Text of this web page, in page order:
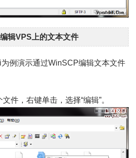
辑VPS上的文本文件
例演示通过WinSCP编辑文本文件
件，右键单击，选择“编辑”。